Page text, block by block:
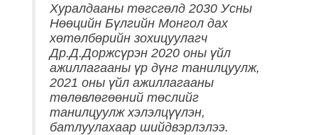
Хуралдааны төгсгөлд 2030 Усны
Нөөцийн Бүлгийн Монгол дах
хөтөлбөрийн зохицуулагч
Др.Д.Доржсүрэн 2020 оны үйл
ажиллагааны үр дүнг танилцуулж,
2021 оны үйл ажиллагааны
төлөвлөгөөний төслийг
танилцуулж хэлэлцүүлэн,
батлуулахаар шийдвэрлэлээ.